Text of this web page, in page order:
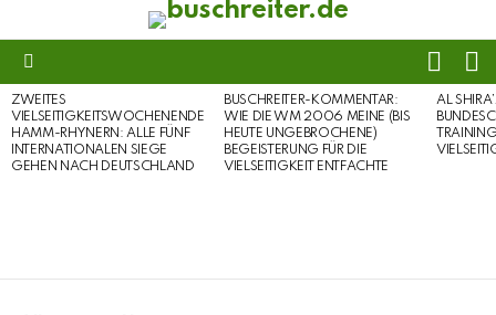
LATEST
STORIES
ZWEITES
VIELSEITIGKEITSWOCHENENDE
HAMM-RHYNERN: ALLE FÜNF
INTERNATIONALEN SIEGE
GEHEN NACH DEUTSCHLAND
BUSCHREITER-KOMMENTAR:
WIE DIE WM 2006 MEINE (BIS
HEUTE UNGEBROCHENE)
BEGEISTERUNG FÜR DIE
VIELSEITIGKEIT ENTFACHTE
AL